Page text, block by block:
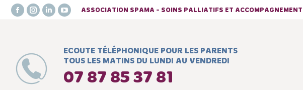
Facebook
in
new
window
Instagram
in
new
window
LinkedIn
window
YouTube
in
window
ASSOCIATION SPAMA - SOINS PALLIATIFS ET
ECOUTE TÉLÉPHONIQUE POUR LES PARENTS
TOUS LES MATINS DU LUNDI AU VENDREDI
07 87 85 37 81